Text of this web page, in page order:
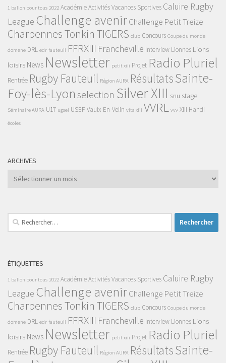
1 ballon pour tous 2022 AcadémieActivités Vacances Sportives Caluire Rugby
League Challenge avenirChallenge Petit Treize
Charpennes Tonkin TIGERS club Concours Coupe du monde
domene DRL edr fauteuil FFRXIII Francheville Interview Lionnes Lions
loisirs News Newsletter petit xiii Projet Radio Pluriel
Rentrée Rugby Fauteuil Région AURA RésultatsSainte-
Foy-lès-Lyon selection Silver XIII snu stage
Séminaire AURA U17 ugsel USEPVaulx-En-Velin vita xiii VVRL vvv XIII Handi
écoles
ARCHIVES
Archives
Rechercher :
ÉTIQUETTES
1 ballon pour tous 2022 AcadémieActivités Vacances Sportives Caluire Rugby
League Challenge avenirChallenge Petit Treize
Charpennes Tonkin TIGERS club Concours Coupe du monde
domene DRL edr fauteuil FFRXIII Francheville Interview Lionnes Lions
loisirs News Newsletter petit xiii Projet Radio Pluriel
Rentrée Rugby Fauteuil Région AURA RésultatsSainte-